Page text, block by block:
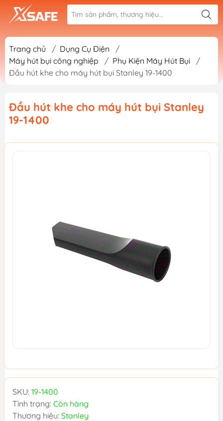
Trang chủ / Dụng Cụ Điện
/
Máy hút bụi công nghiệp
/ Phụ Kiện Máy Hút Bụi
/
Đầu hút khe cho máy hút bụi Stanley 19-1400
Đầu hút khe cho máy hút bụi Stanley
19-1400
SKU: 19-1400
Tình trạng: Còn hàng
Thương hiệu: Stanley